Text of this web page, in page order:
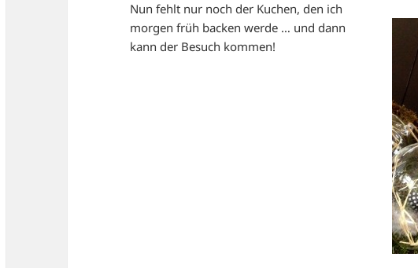
Nun fehlt nur noch der Kuchen, den ich
morgen früh backen werde … und dann
kann der Besuch kommen!